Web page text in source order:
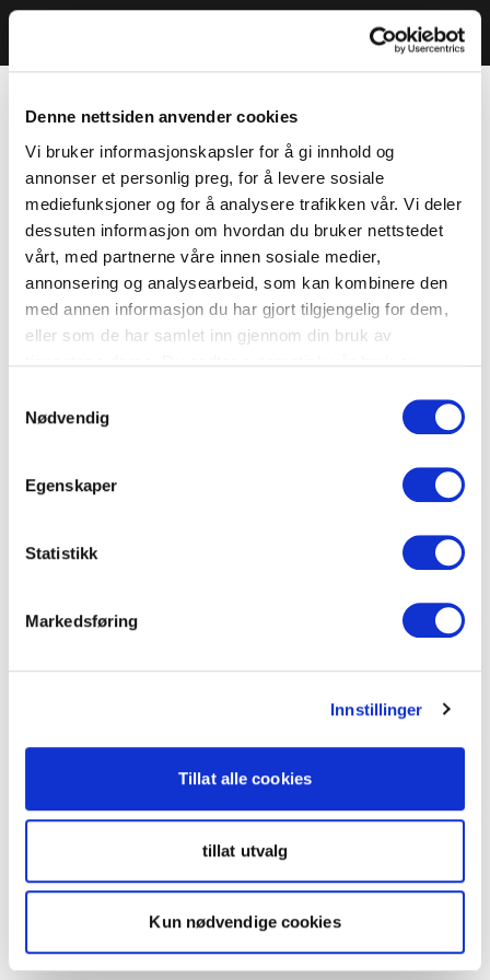
Denne nettsiden anvender cookies
Vi bruker informasjonskapsler for å gi innhold og
annonser et personlig preg, for å levere sosiale
mediefunksjoner og for å analysere trafikken vår. Vi deler
dessuten informasjon om hvordan du bruker nettstedet
vårt, med partnerne våre innen sosiale medier,
annonsering og analysearbeid, som kan kombinere den
med annen informasjon du har gjort tilgjengelig for dem,
eller som de har samlet inn gjennom din bruk av
Nødvendig
Egenskaper
Statistikk
Markedsføring
Innstillinger
Tillat alle cookies
tillat utvalg
Kun nødvendige cookies